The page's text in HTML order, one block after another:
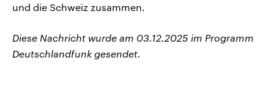
und die Schweiz zusammen.
Diese Nachricht wurde am 03.12.2025 im Programm
Deutschlandfunk gesendet.